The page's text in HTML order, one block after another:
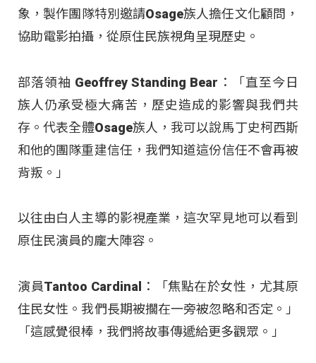
象，製作團隊特別邀請Osage族人擔任文化顧問，
協助電影拍攝，從原住民族視角呈現歷史。
部落領袖 Geoffrey Standing Bear：「直至今日
族人仍承受極大痛苦，歷史造成的影響與我們共
存。代表全體Osage族人，我可以說馬丁史柯西斯
和他的團隊重建信任，我們知道這份信任不會再被
背叛。」
以往由白人主導的影視產業，這次罕見地可以看到
原住民演員的龐大陣容。
演員Tantoo Cardinal：「焦點在於女性，尤其原
住民女性。我們長期被擱在一旁被忽略和否定。」
「這感覺很棒，我們將故事傳遞給更多觀眾。」